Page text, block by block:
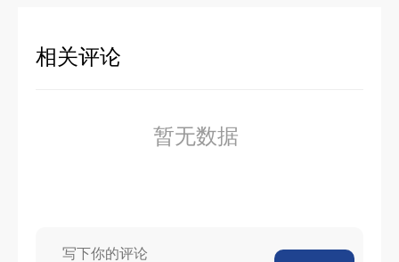
相关评论
暂无数据